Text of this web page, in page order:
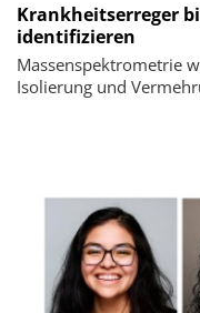
Krankheitserreger
identifizieren
Massenspektrometrie
Isolierung und